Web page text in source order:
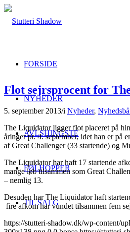
FORSIDE
NYHEDER
AVLSHINGSTE
FØLHOPPER
TIL SALG
Flot sejrsprocent for
5. september 2013/i Nyheder,
The Liquidator ligger flot placeret på
åringer pr. 4. september, idet han er på
af Great Challenger (33 startende) og
The Liquidator har haft 17 startende
mange løb tilsammen som Great
– nemlig 13.
Desuden har The Liquidator haft
fire afkom har vundet tilsammen fem
https://stutteri-shadow.dk/wp-content/